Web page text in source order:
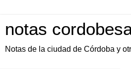
notas
Notas de la ciudad de Córdoba y